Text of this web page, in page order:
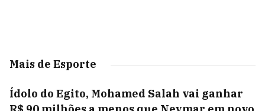
Mais de Esporte
Ídolo do Egito, Mohamed Salah vai ganhar